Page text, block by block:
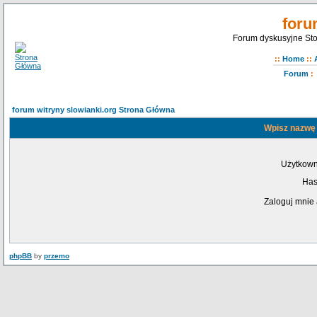
Forum dyskusyjne
:: Home ::
Forum:
forum witryny slowianki.org Strona Główna
Wpisz
Zaloguj mnie
phpBB by przemo